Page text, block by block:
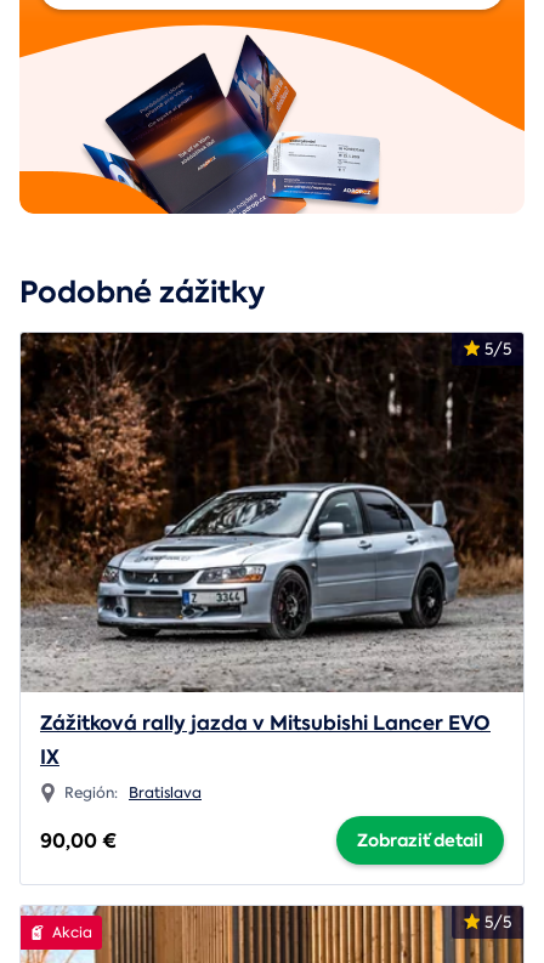
Podobné zážitky
5/5
Zážitková rally jazda v Mitsubishi Lancer EVO
IX
Región: Bratislava
90,00 € Zobraziť detail
5/5
Akcia